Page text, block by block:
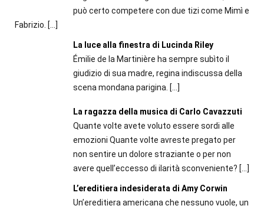
può certo competere con due tizi come Mimì e
Fabrizio. […]
La luce alla finestra di Lucinda Riley
Émilie de la Martinière ha sempre subìto il
giudizio di sua madre, regina indiscussa della
scena mondana parigina. […]
La ragazza della musica di Carlo Cavazzuti
Quante volte avete voluto essere sordi alle
emozioni Quante volte avreste pregato per
non sentire un dolore straziante o per non
avere quell’eccesso di ilarità sconveniente? […]
L’ereditiera indesiderata di Amy Corwin
Un’ereditiera americana che nessuno vuole, un